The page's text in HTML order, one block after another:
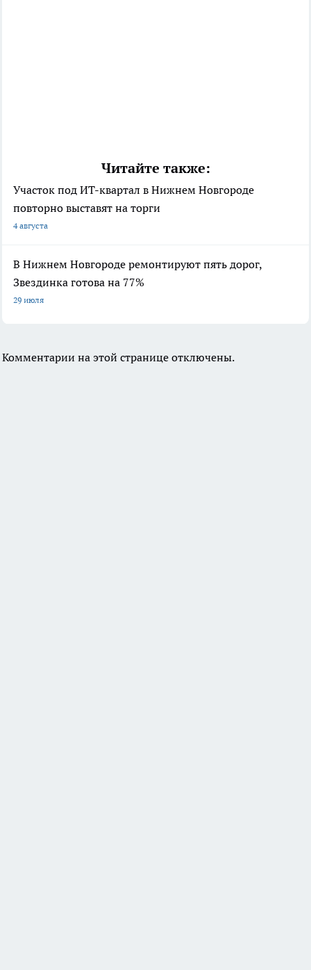
Читайте также:
Участок под ИТ-квартал в Нижнем Новгороде
повторно выставят на торги
4 августа
В Нижнем Новгороде ремонтируют пять дорог,
Звездинка готова на 77%
29 июля
Комментарии на этой странице отключены.